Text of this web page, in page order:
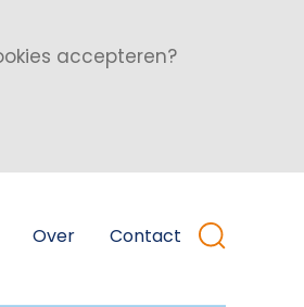
accepteren?
Over Contact